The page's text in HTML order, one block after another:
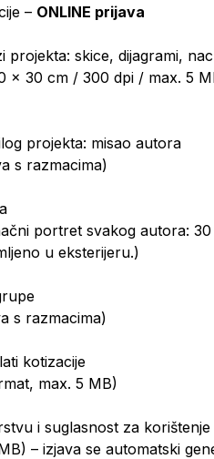
– ONLINE prijava
projekta: skice, dijagrami,
x 30 cm / 300 dpi / max. 5
projekta: misao autora
s razmacima)
portret svakog autora:
u eksterijeru.)
s razmacima)
kotizacije
max. 5 MB)
i suglasnost za
– izjava se automatski